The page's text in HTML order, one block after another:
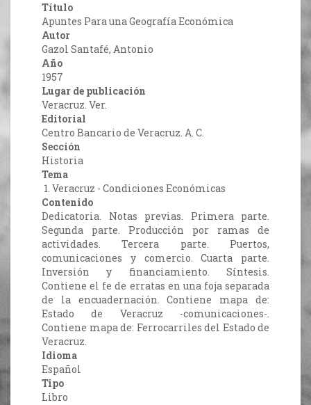
Título
Apuntes Para una Geografía Económica
Autor
Gazol Santafé, Antonio
Año
1957
Lugar de publicación
Veracruz. Ver.
Editorial
Centro Bancario de Veracruz. A. C.
Sección
Historia
Tema
1. Veracruz - Condiciones Económicas
Contenido
Dedicatoria. Notas previas. Primera parte.
Segunda parte. Producción por ramas de
actividades. Tercera parte. Puertos,
comunicaciones y comercio. Cuarta parte.
Inversión y financiamiento. Síntesis.
Contiene el fe de erratas en una foja separada
de la encuadernación. Contiene mapa de:
Estado de Veracruz -comunicaciones-.
Contiene mapa de: Ferrocarriles del Estado de
Veracruz.
Idioma
Español
Tipo
Libro